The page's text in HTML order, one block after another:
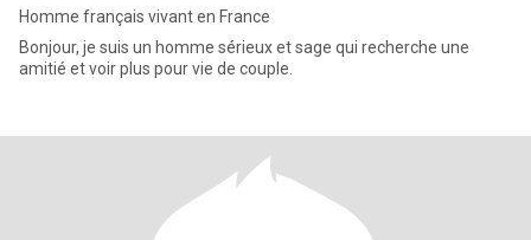
Homme français vivant en France
Bonjour, je suis un homme sérieux et sage qui recherche une
amitié et voir plus pour vie de couple.